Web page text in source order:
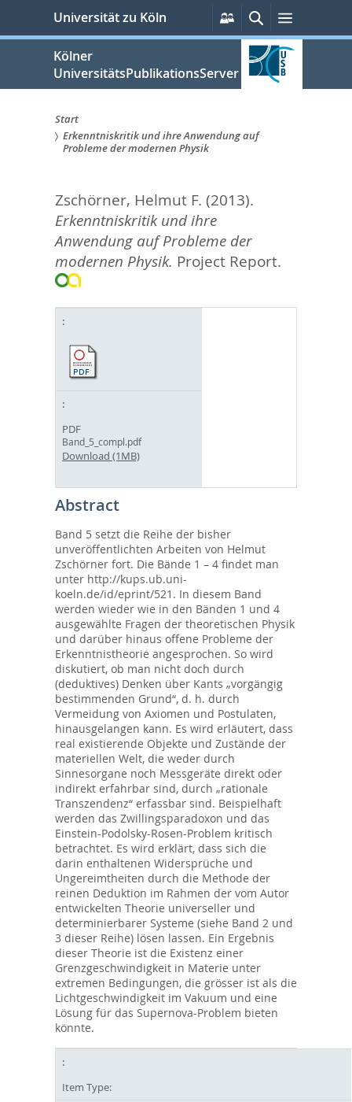
springen
Universität zu Köln
Persönliche
Services
SucheMenü
Kölner
UniversitätsPublikationsServer
Sie
hier:
Start
Erkenntniskritik und ihre Anwendung auf
Probleme der modernen Physik
Zschörner, Helmut F. (2013).
Erkenntniskritik und ihre
Anwendung auf Probleme der
modernen Physik. Project Report.
PDF
Band_5_compl.pdf
Download (1MB)
Abstract
Band 5 setzt die Reihe der bisher
unveröffentlichten Arbeiten von Helmut
Zschörner fort. Die Bände 1 – 4 findet man
unter http://kups.ub.uni-
koeln.de/id/eprint/521. In diesem Band
werden wieder wie in den Bänden 1 und 4
ausgewählte Fragen der theoretischen Physik
und darüber hinaus offene Probleme der
Erkenntnistheorie angesprochen. So wird
diskutiert, ob man nicht doch durch
(deduktives) Denken über Kants „vorgängig
bestimmenden Grund“, d. h. durch
Vermeidung von Axiomen und Postulaten,
hinausgelangen kann. Es wird erläutert, dass
real existierende Objekte und Zustände der
materiellen Welt, die weder durch
Sinnesorgane noch Messgeräte direkt oder
indirekt erfahrbar sind, durch „rationale
Transzendenz“ erfassbar sind. Beispielhaft
werden das Zwillingsparadoxon und das
Einstein-Podolsky-Rosen-Problem kritisch
betrachtet. Es wird erklärt, dass sich die
darin enthaltenen Widersprüche und
Ungereimtheiten durch die Methode der
reinen Deduktion im Rahmen der vom Autor
entwickelten Theorie universeller und
determinierbarer Systeme (siehe Band 2 und
3 dieser Reihe) lösen lassen. Ein Ergebnis
dieser Theorie ist die Existenz einer
Grenzgeschwindigkeit in Materie unter
extremen Bedingungen, die grösser ist als die
Lichtgeschwindigkeit im Vakuum und eine
Lösung für das Supernova-Problem bieten
könnte.
Item Type: